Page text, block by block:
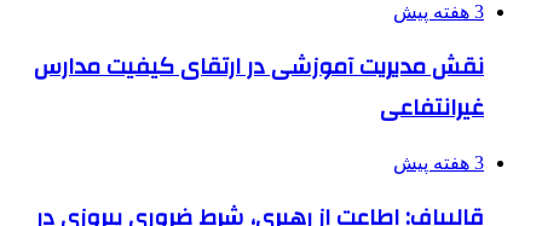
3 هفته پیش
نقش مدیریت آموزشی در ارتقای کیفیت مدارس
غیرانتفاعی
3 هفته پیش
قالیباف: اطاعت از رهبری، شرط ضروری پیروزی در